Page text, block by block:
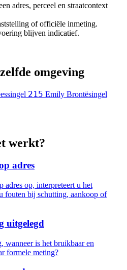
adres, perceel en straatcontext
of officiële inmeting.
blijven indicatief.
omgeving
215 Emily Brontësingel
werkt?
adres
adres op, interpreteert u het
fouten bij schutting, aankoop of
uitgelegd
wanneer is het bruikbaar en
formele meting?